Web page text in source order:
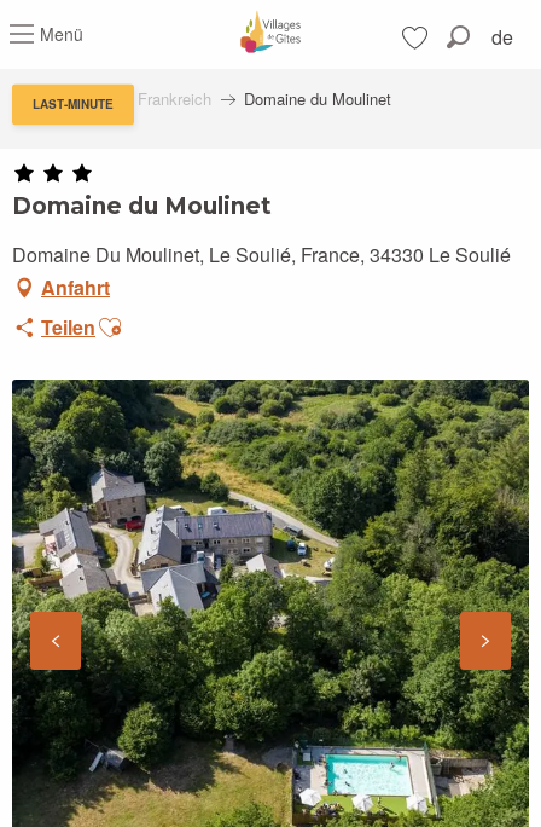
au
principal
LAST-MINUTE
Menü de
Feriendörfern in Frankreich Domaine du Moulinet
Domaine du Moulinet
Domaine Du Moulinet, Le Soulié, France, 34330 Le Soulié
Anfahrt
TeilenAjouter aux favoris